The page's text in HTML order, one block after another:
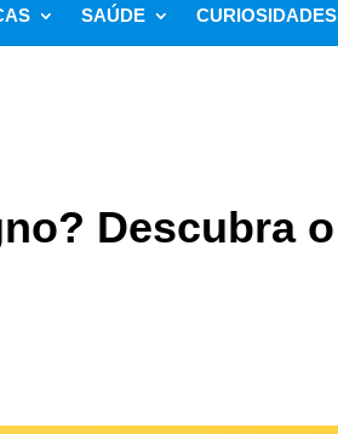
SAÚDE CURIOSIDADES
Descubra o